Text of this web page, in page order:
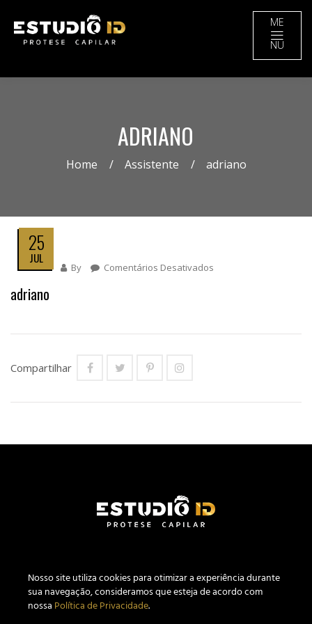
ME
NU
ADRIANO
Home Assistente adriano
25
JUL
By Comentários Desativados
adriano
Compartilhar
Nosso site utiliza cookiespara otimizar a experiência durante
sua navegação, consideramos que esteja de acordo com
nossa Política de Privacidade.